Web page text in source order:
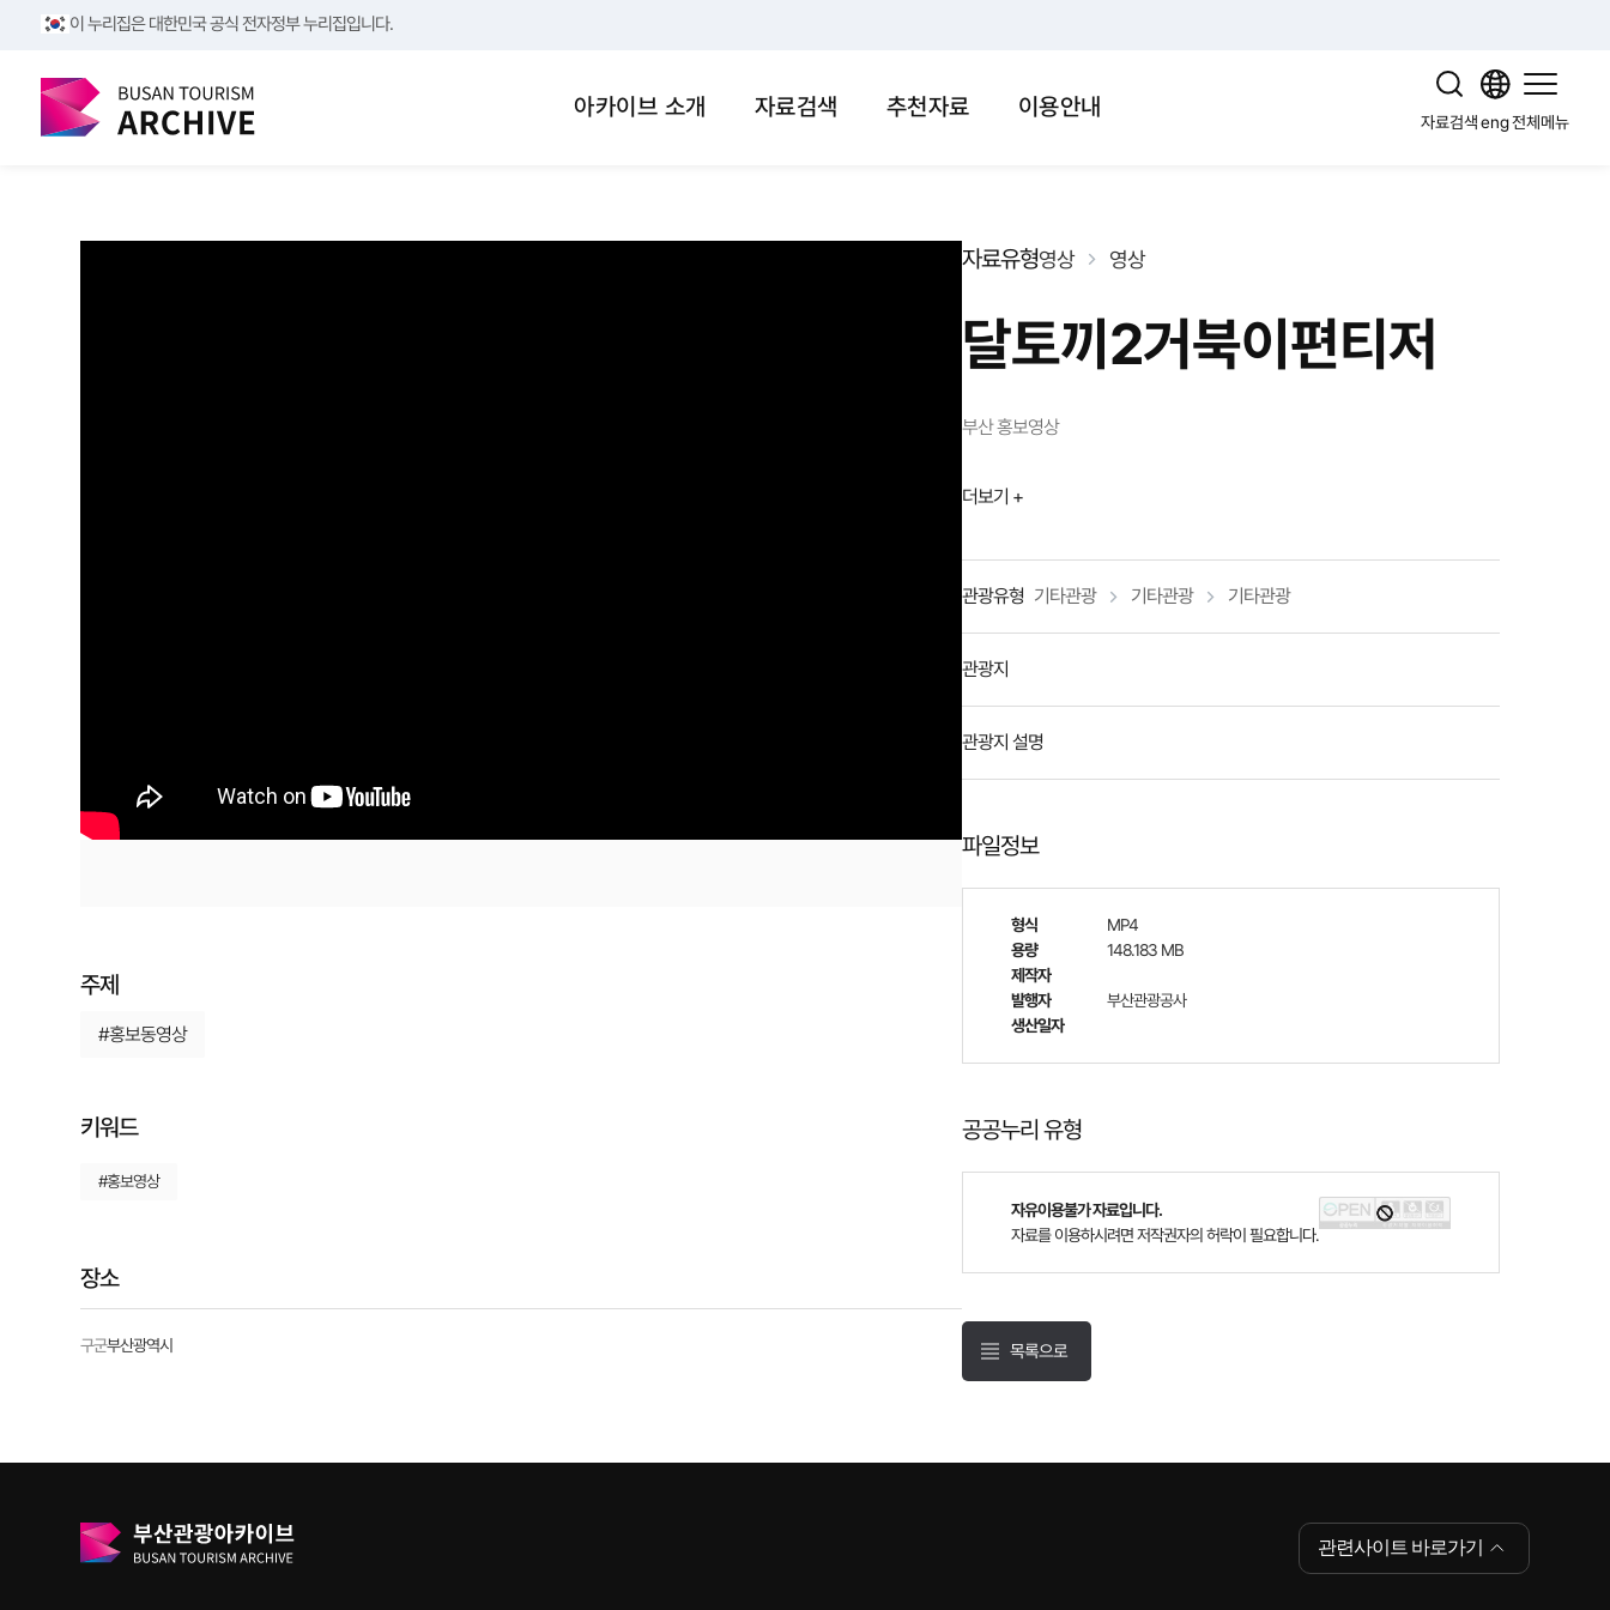
이 누리집은 대한민국 공식 전자정부 누리집입니다.
아카이브 소개 자료검색 추천자료 이용안내
자료검색 eng전체메뉴
주제
#홍보동영상
키워드
#홍보영상
장소
구군부산광역시
자료유형영상 영상
달토끼2거북이편티저
부산 홍보영상
더보기 +
관광유형 기타관광 기타관광 기타관광
관광지
관광지 설명
파일정보
형식
MP4
용량
148.183 MB
제작자
발행자
부산관광공사
생산일자
공공누리 유형
자유이용불가 자료입니다.
자료를 이용하시려면 저작권자의 허락이 필요합니다.
목록으로
관련사이트 바로가기